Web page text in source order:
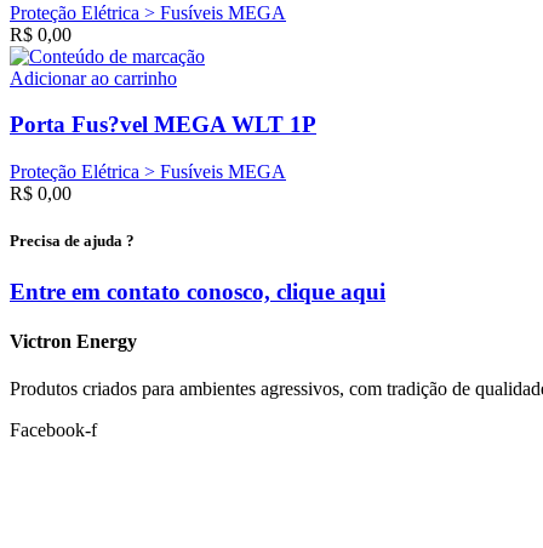
Proteção Elétrica > Fusíveis MEGA
R$ 0,00
Adicionar ao carrinho
Porta Fus?vel MEGA WLT 1P
Proteção Elétrica > Fusíveis MEGA
R$ 0,00
Precisa de ajuda ?
Entre em contato conosco, clique aqui
Victron Energy
Produtos criados para ambientes agressivos, com tradição de
Facebook-f